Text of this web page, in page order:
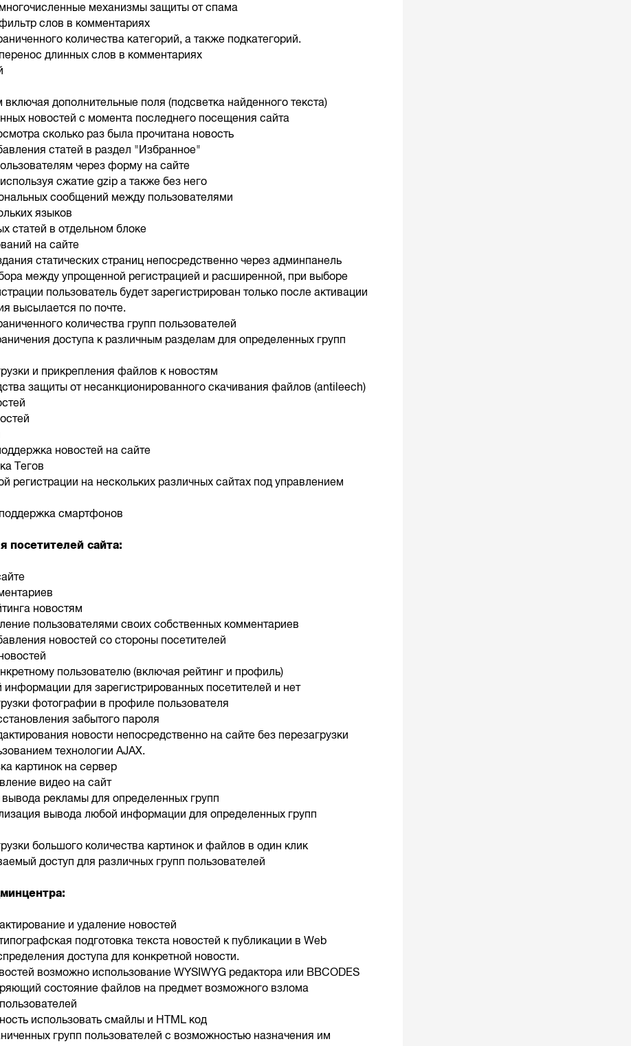
механизмы защиты от спама
слов в комментариях
количества категорий, а также подкатегорий.
длинных слов в комментариях
дополнительные поля (подсветка найденного текста)
новостей с момента последнего посещения сайта
сколько раз была прочитана новость
статей в раздел "Избранное"
через форму на сайте
сжатие gzip а также без него
сообщений между пользователями
языков
статей в отдельном блоке
на сайте
статических страниц непосредственно через админпанель
между упрощенной регистрацией и расширенной, при выборе
пользователь будет зарегистрирован только после активации
высылается по почте.
количества групп пользователей
доступа к различным разделам для определенных групп
и прикрепления файлов к новостям
защиты от несанкционированного скачивания файлов (antileech)
новостей на сайте
Тегов
регистрации на нескольких различных сайтах под управлением
смартфонов
посетителей сайта:
новостям
пользователями своих собственных комментариев
новостей со стороны посетителей
пользователю (включая рейтинг и профиль)
для зарегистрированных посетителей и нет
фотографии в профиле пользователя
забытого пароля
новости непосредственно на сайте без перезагрузки
технологии AJAX.
картинок на сервер
видео на сайт
рекламы для определенных групп
вывода любой информации для определенных групп
большого количества картинок и файлов в один клик
доступ для различных групп пользователей
и удаление новостей
подготовка текста новостей к публикации в Web
доступа для конкретной новости.
возможно использование WYSIWYG редактора или BBCODES
состояние файлов на предмет возможного взлома
использовать смайлы и HTML код
групп пользователей с возможностью назначения им